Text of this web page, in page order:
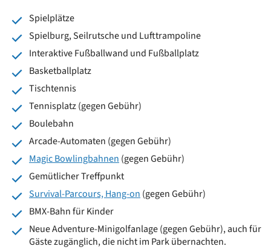
Spielplätze
Spielburg, Seilrutsche und Lufttrampoline
Interaktive Fußballwand und Fußballplatz
Basketballplatz
Tischtennis
Tennisplatz (gegen Gebühr)
Boulebahn
Arcade-Automaten (gegen Gebühr)
Magic Bowlingbahnen (gegen Gebühr)
Gemütlicher Treffpunkt
Survival-Parcours, Hang-on (gegen Gebühr)
BMX-Bahn für Kinder
Neue Adventure-Minigolfanlage (gegen Gebühr), auch für
Gäste zugänglich, die nicht im Park übernachten.